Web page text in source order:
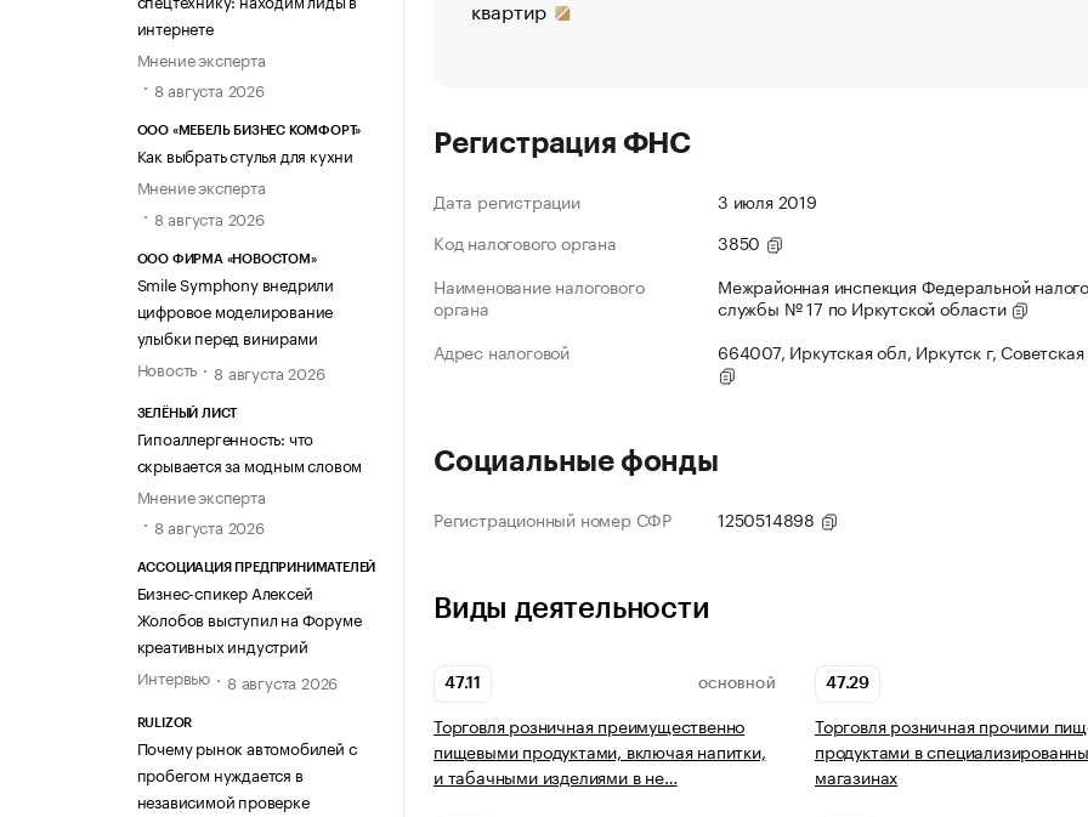
интернете
Мнение эксперта
8 августа 2026
ООО «МЕБЕЛЬ БИЗНЕС КОМФОРТ»
Как выбрать стулья для кухни
Мнение эксперта
8 августа 2026
ООО ФИРМА «НОВОСТОМ»
Smile Symphony внедрили
цифровое моделирование
улыбки перед винирами
Новость
8 августа 2026
ЗЕЛЁНЫЙ ЛИСТ
Гипоаллергенность: что
скрывается за модным словом
Мнение эксперта
8 августа 2026
АССОЦИАЦИЯ ПРЕДПРИНИМАТЕЛЕЙ
Бизнес-спикер Алексей
Жолобов выступил на Форуме
креативных индустрий
Интервью
8 августа 2026
RULIZOR
Почему рынок автомобилей с
пробегом нуждается в
независимой проверке
квартир
Регистрация ФНС
Дата регистрации
3 июля 2019
Код налогового органа
3850
Наименование налогового
органа
Межрайонная инспекция Федеральной
службы № 17 по Иркутской области
Адрес налоговой
664007, Иркутская обл, Иркутск г,
Социальные фонды
Регистрационный номер СФР 1250514898
Виды деятельности
47.11 ОСНОВНОЙ
Торговля розничная преимущественно
пищевыми продуктами, включая напитки,
и табачными изделиями в не…
47.29
Торговля розничная прочими
продуктами в
магазинах